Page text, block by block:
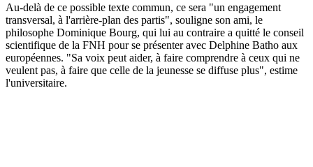
Au-delà de ce possible texte commun, ce sera "un engagement
transversal, à l'arrière-plan des partis", souligne son ami, le
philosophe Dominique Bourg, qui lui au contraire a quitté le conseil
scientifique de la FNH pour se présenter avec Delphine Batho aux
européennes. "Sa voix peut aider, à faire comprendre à ceux qui ne
veulent pas, à faire que celle de la jeunesse se diffuse plus", estime
l'universitaire.